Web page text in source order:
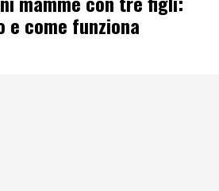
come funziona